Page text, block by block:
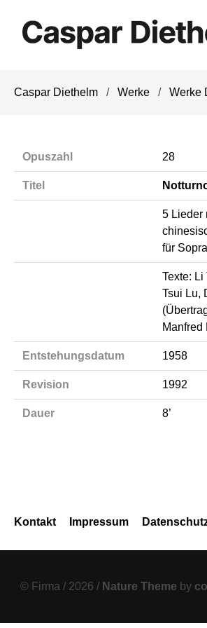
überspringen
Caspar Diethelm Werke Werke
Opuszahl 28
Titel
5 Lieder
für
Texte: Li
Tsui Lu,
Manfred
Entstehungsdatum 1958
Revision 1992
Dauer 8’
überspringen
Kontakt Impressum
© Firma / 2026 / Nature Theme by